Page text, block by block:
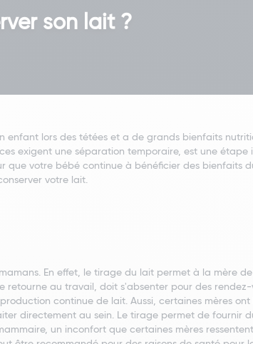
son lait ?
lors des tétées et a de grands bienfaits
exigent une séparation temporaire, est une
que votre bébé continue à bénéficier des bienfaits
votre lait.
En effet, le tirage du lait permet à la mère
retourne au travail, doit s'absenter pour des
continue de lait. Aussi, certaines mères
directement au sein. Le tirage permet de fournir
un inconfort que certaines mères